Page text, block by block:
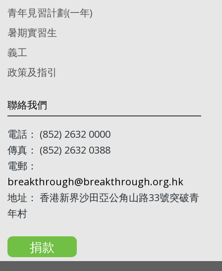
青年見習計劃(一年)
暑期實習生
義工
政策及指引
聯絡我們
電話： (852) 2632 0000
傳真： (852) 2632 0388
電郵：
breakthrough@breakthrough.org.hk
地址： 香港新界沙田亞公角山路33號突破青
年村
捐款